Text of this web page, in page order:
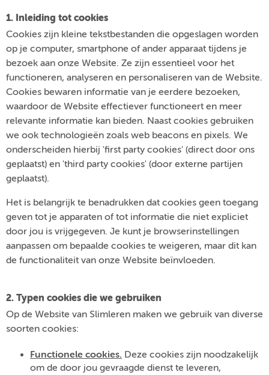
1. Inleiding tot cookies
Cookies zijn kleine tekstbestanden die opgeslagen worden
op je computer, smartphone of ander apparaat tijdens je
bezoek aan onze Website. Ze zijn essentieel voor het
functioneren, analyseren en personaliseren van de Website.
Cookies bewaren informatie van je eerdere bezoeken,
waardoor de Website effectiever functioneert en meer
relevante informatie kan bieden. Naast cookies gebruiken
we ook technologieën zoals web beacons en pixels. We
onderscheiden hierbij 'first party cookies' (direct door ons
geplaatst) en 'third party cookies' (door externe partijen
geplaatst).
Het is belangrijk te benadrukken dat cookies geen toegang
geven tot je apparaten of tot informatie die niet expliciet
door jou is vrijgegeven. Je kunt je browserinstellingen
aanpassen om bepaalde cookies te weigeren, maar dit kan
de functionaliteit van onze Website beïnvloeden.
2. Typen cookies die we gebruiken
Op de Website van Slimleren maken we gebruik van diverse
soorten cookies:
Functionele cookies. Deze cookies zijn noodzakelijk
om de door jou gevraagde dienst te leveren,